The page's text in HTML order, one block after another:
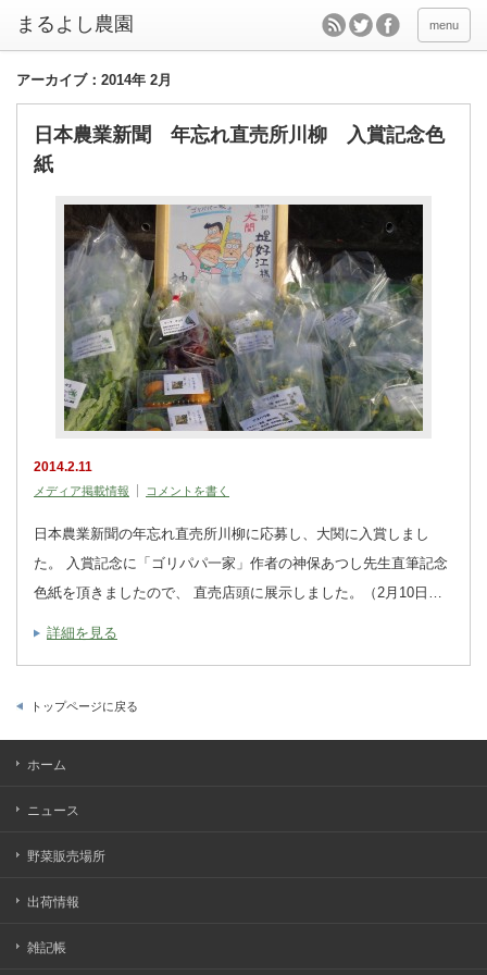
menu
アーカイブ：2014年 2月
日本農業新聞 年忘れ直売所川柳 入賞記念色
紙
2014.2.11
メディア掲載情報 コメントを書く
日本農業新聞の年忘れ直売所川柳に応募し、大関に入賞しまし
た。 入賞記念に「ゴリパパ一家」作者の神保あつし先生直筆記念
色紙を頂きましたので、 直売店頭に展示しました。（2月10日…
詳細を見る
トップページに戻る
ホーム
ニュース
野菜販売場所
出荷情報
雑記帳